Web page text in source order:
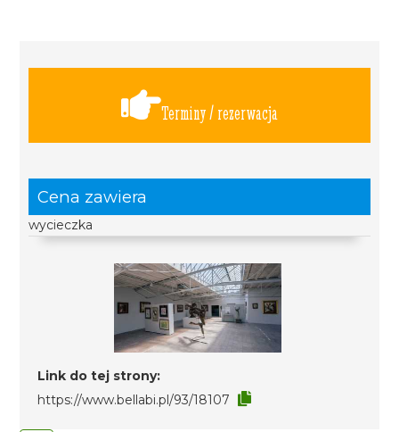
Terminy / rezerwacja
Cena zawiera
wycieczka
Link do tej strony:
https://www.bellabi.pl/93/18107